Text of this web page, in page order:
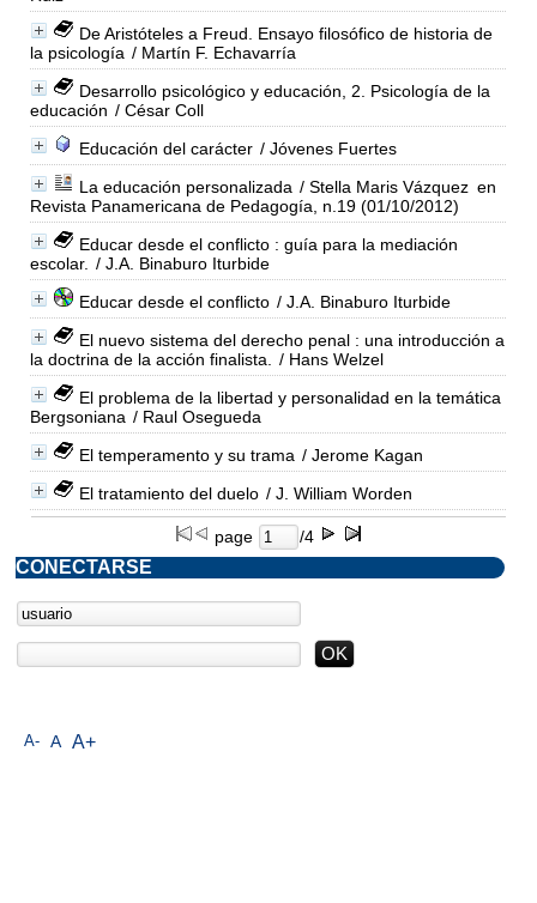
De Aristóteles a Freud. Ensayo filosófico de historia de
la psicología / Martín F. Echavarría
Desarrollo psicológico y educación, 2. Psicología de la
educación / César Coll
Educación del carácter / Jóvenes Fuertes
La educación personalizada / Stella Maris Vázquez en
Revista Panamericana de Pedagogía, n.19 (01/10/2012)
Educar desde el conflicto : guía para la mediación
escolar. / J.A. Binaburo Iturbide
Educar desde el conflicto / J.A. Binaburo Iturbide
El nuevo sistema del derecho penal : una introducción a
la doctrina de la acción finalista.
/ Hans Welzel
El problema de la libertad y personalidad en la temática
Bergsoniana / Raul Osegueda
El temperamento y su trama / Jerome Kagan
El tratamiento del duelo / J. William Worden
page /4
A- A A+
CONECTARSE